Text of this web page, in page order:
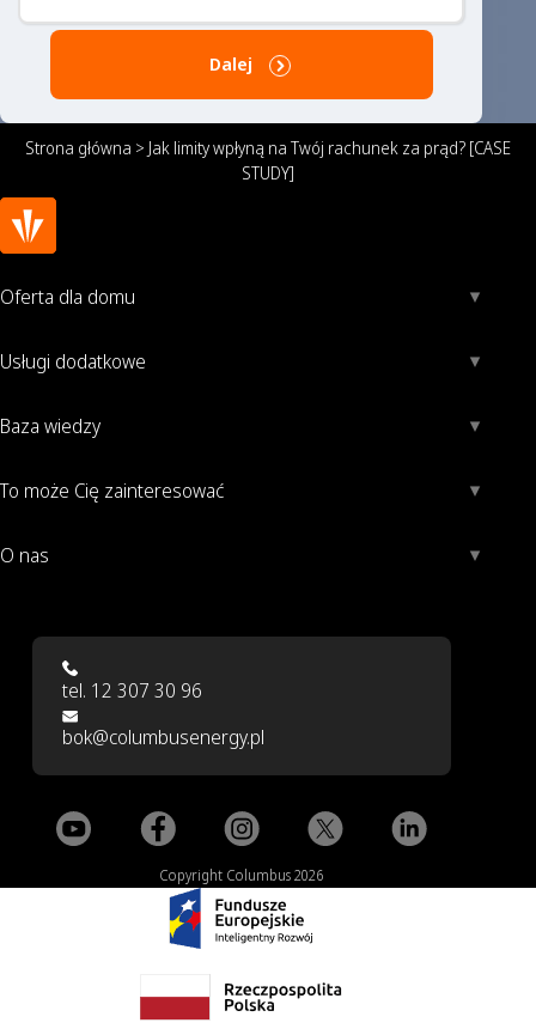
Dalej
Strona główna > Jak limity wpłyną na Twój rachunek za prąd? [CASE
STUDY]
Oferta dla domu
Usługi dodatkowe
Baza wiedzy
To może Cię zainteresować
O nas
tel. 12 307 30 96
bok@columbusenergy.pl
Copyright Columbus 2026